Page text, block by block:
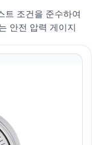
트 조건을 준수하여
안전 압력 게이지